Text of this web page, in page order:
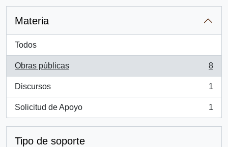
Materia
Todos
Obras públicas
, 8 resultados
8
Discursos
, 1 resultados
1
Solicitud de Apoyo
, 1 resultados
1
Tipo de soporte